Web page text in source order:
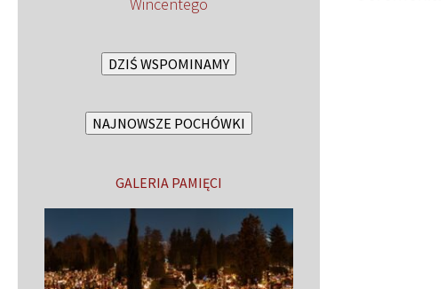
Wincentego
DZIŚ WSPOMINAMY
NAJNOWSZE POCHÓWKI
GALERIA PAMIĘCI